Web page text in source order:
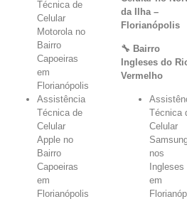
Técnica de
Celular
Motorola no
Bairro
Capoeiras
em
Florianópolis
Assistência
Técnica de
Celular
Apple no
Bairro
Capoeiras
em
Florianópolis
da Ilha –
Florianópolis
🔧 Bairro
Ingleses do
Vermelho
Técnica
Celular
nos
Ingleses
em